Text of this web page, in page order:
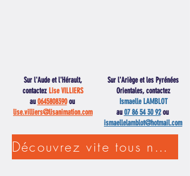
Sur l'Aude et l'Hérault,
contactez Lise VILLIERS
au0645808390ou
lise.villiers@lisanimation.com
Sur l'Ariège et les Pyrénées
Orientales, contactez
Ismaelle LAMBLOT
au07 86 54 30 92ou
ismaellelamblot@hotmail.com
Découvrez vite tous nos spectacles !